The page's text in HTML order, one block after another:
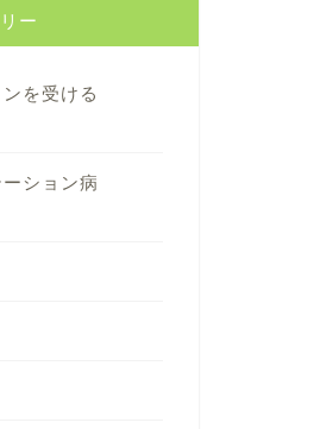
ー
を受ける
ション病